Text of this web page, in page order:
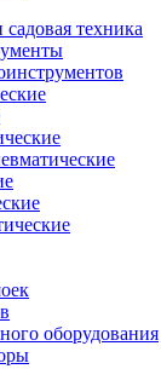
техника
оборудования